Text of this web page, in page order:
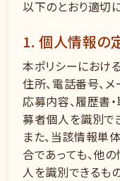
以下のとおり適切
1. 個人情報の
本ポリシーにおける
住所、電話番号、
応募内容、履歴書
募者個人を識別で
また、当該情報単
合であっても、他
人を識別できるも